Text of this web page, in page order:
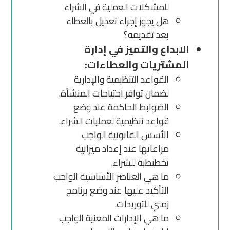
للمشكلات العملية في الشراء
هل يجوز إجراء تعديل بالعطاء
بعد تقديمه؟
الابداع والتميز في إدارة
المشتريات والعطاءات:
القواعد التنظيمية والإدارية
لضمان توافر احتياجات المنشأة.
الضوابط الحاكمة عند وضع
قواعد تنظيمية لعمليات الشراء.
الأسس القانونية الواجب
مراعاتها عند إعداد ميزانية
تخطيطية للشراء.
ما هي العناصر الأساسية الواجب
التأكيد عليها عند وضع برنامج
زمني للتوريدات.
ما هي الإدارات المعنية الواجب